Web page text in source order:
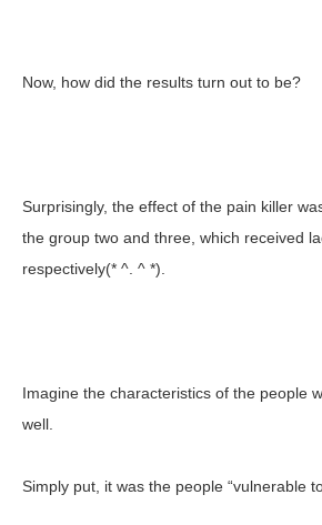
Now, how did the results turn out to be?
Surprisingly, the effect of the pain killer
the group two and three, which received
respectively(* ^. ^ *).
Imagine the characteristics of the people
well.
Simply put, it was the people “vulnerable to